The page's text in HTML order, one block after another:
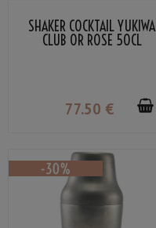
SHAKER COCKTAIL YUKIWA
CLUB OR ROSE 50CL
77.50 €